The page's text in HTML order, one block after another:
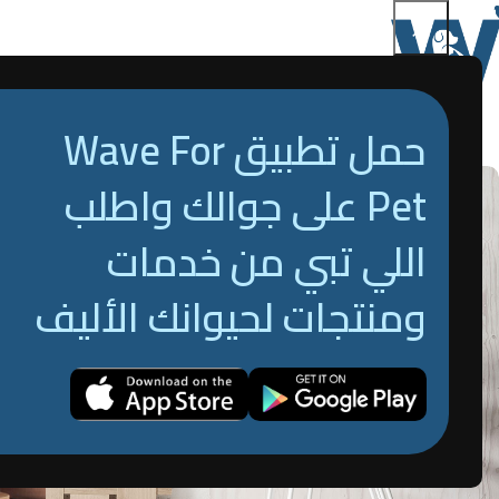
حمل تطبيق Wave For
Pet على جوالك واطلب
اللي تبي من خدمات
ومنتجات لحيوانك الأليف